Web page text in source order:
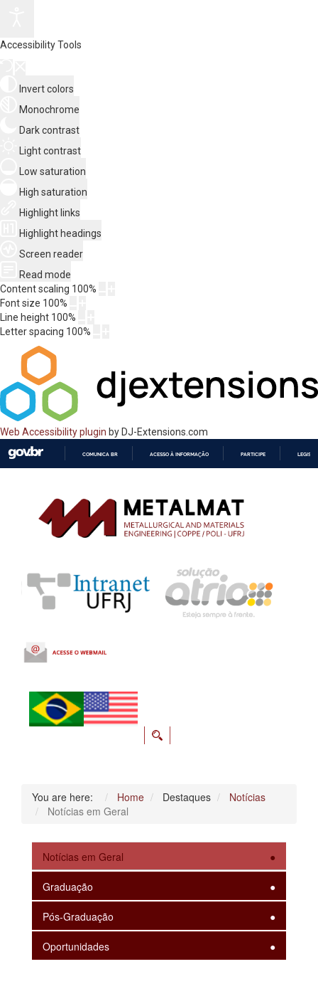
Accessibility Tools
Invert colors
Monochrome
Dark contrast
Light contrast
Low saturation
High saturation
Highlight links
Highlight headings
Screen reader
Read mode
Content scaling 100%
Font size 100%
Line height 100%
Letter spacing 100%
Web Accessibility plugin by DJ-Extensions.com
CONTEÚDO
COMUNICA BR ACESSO À INFORMAÇÃO PARTICIPE
You are here: Home Destaques
Notícias
Notícias em Geral
Notícias em Geral
Graduação
Pós-Graduação
Oportunidades